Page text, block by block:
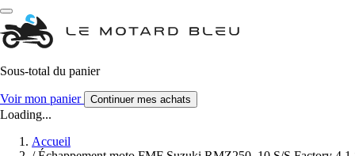
Sous-total du panier
Voir mon panier Continuer mes achats
Loading...
Accueil